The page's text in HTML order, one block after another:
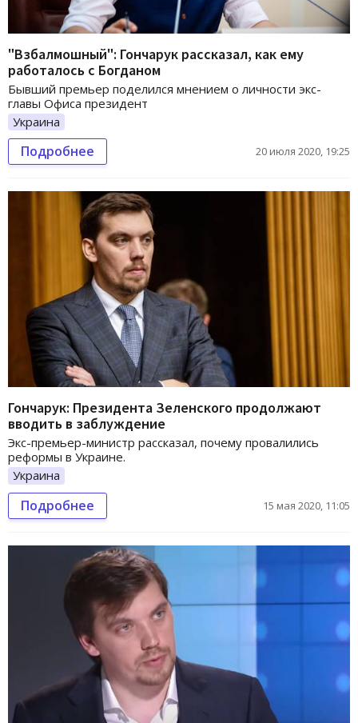
"Взбалмошный": Гончарук рассказал, как ему
работалось с Богданом
Бывший премьер поделился мнением о личности экс-
главы Офиса президент
Украина
Подробнее 20 июля 2020, 19:25
Гончарук: Президента Зеленского продолжают
вводить в заблуждение
Экс-премьер-министр рассказал, почему провалились
реформы в Украине.
Украина
Подробнее 15 мая 2020, 11:05